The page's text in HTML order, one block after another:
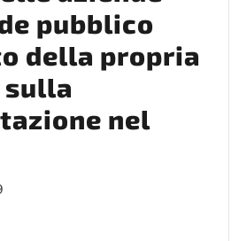
pubblico
della propria
nel